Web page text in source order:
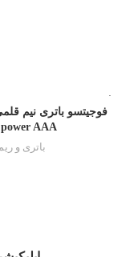
power AAA کد 29
باتری و